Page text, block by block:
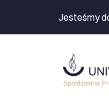
Jesteśmy